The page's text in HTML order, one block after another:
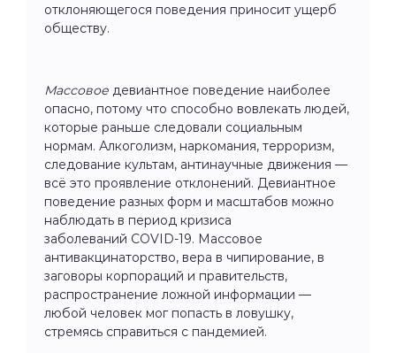
отклоняющегося поведения приносит ущерб
обществу.
Массовое девиантное поведение наиболее
опасно, потому что способно вовлекать людей,
которые раньше следовали социальным
нормам. Алкоголизм, наркомания, терроризм,
следование культам, антинаучные движения —
всё это проявление отклонений. Девиантное
поведение разных форм и масштабов можно
наблюдать в период кризиса
заболеваний COVID-19. Массовое
антивакцинаторство, вера в чипирование, в
заговоры корпораций и правительств,
распространение ложной информации —
любой человек мог попасть в ловушку,
стремясь справиться с пандемией.